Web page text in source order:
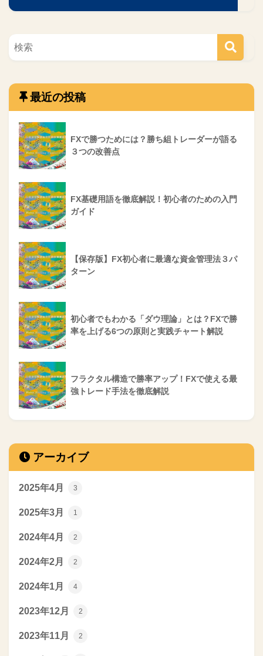
最近の投稿
FXで勝つためには？勝ち組トレーダーが語る
３つの改善点
FX基礎用語を徹底解説！初心者のための入門
ガイド
【保存版】FX初心者に最適な資金管理法３パ
ターン
初心者でもわかる「ダウ理論」とは？FXで勝
率を上げる6つの原則と実践チャート解説
フラクタル構造で勝率アップ！FXで使える最
強トレード手法を徹底解説
アーカイブ
2025年4月 3
2025年3月 1
2024年4月 2
2024年2月 2
2024年1月 4
2023年12月 2
2023年11月 2